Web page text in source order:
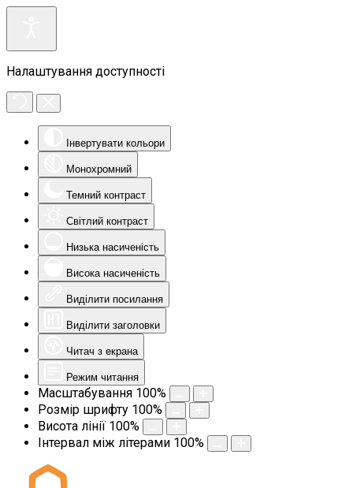
Налаштування доступності
Інвертувати кольори
Монохромний
Темний контраст
Світлий контраст
Низька насиченість
Висока насиченість
Виділити посилання
Виділити заголовки
Читач з екрана
Режим читання
Масштабування 100%
Розмір шрифту 100%
Висота лінії 100%
Інтервал між літерами 100%